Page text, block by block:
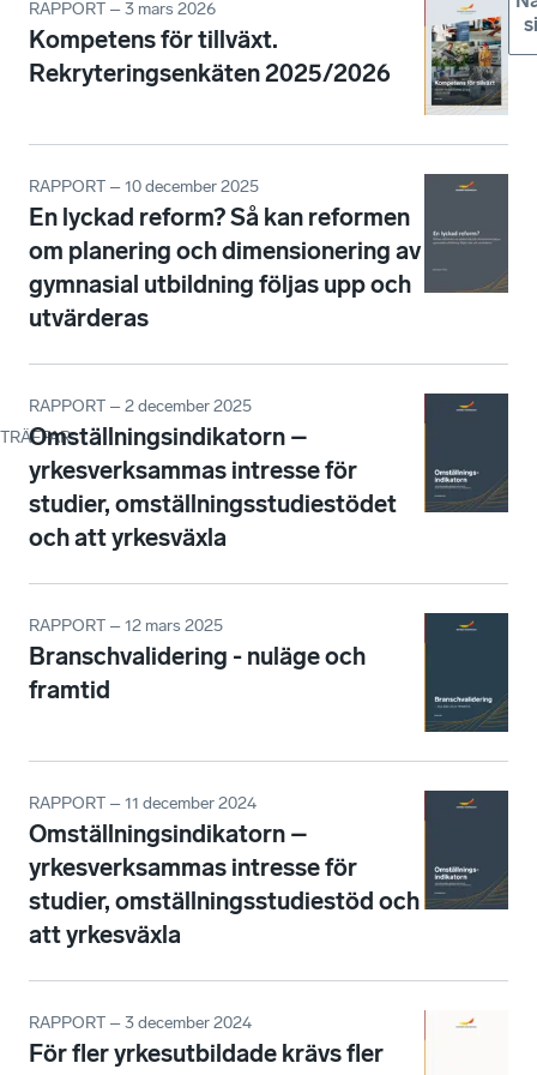
TRÄFFAR:
RAPPORT – 3 mars 2026
Kompetens för tillväxt.
Rekryteringsenkäten 2025/2026
RAPPORT – 10 december 2025
En lyckad reform? Så kan reformen
om planering och dimensionering av
gymnasial utbildning följas upp och
utvärderas
RAPPORT – 2 december 2025
Omställningsindikatorn –
yrkesverksammas intresse för
studier, omställningsstudiestödet
och att yrkesväxla
RAPPORT – 12 mars 2025
Branschvalidering - nuläge och
framtid
RAPPORT – 11 december 2024
Omställningsindikatorn –
yrkesverksammas intresse för
studier, omställningsstudiestöd och
att yrkesväxla
RAPPORT – 3 december 2024
För fler yrkesutbildade krävs fler